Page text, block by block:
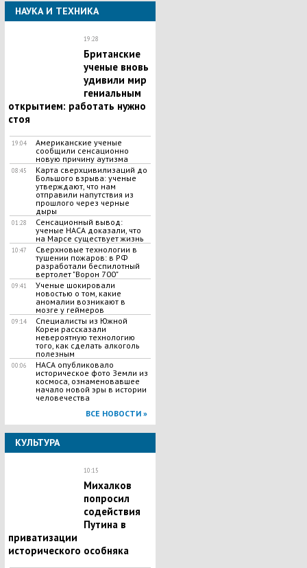
НАУКА И ТЕХНИКА
19:28
Британские
ученые вновь
удивили мир
гениальным
открытием: работать нужно
стоя
19:04
Американские ученые
сообщили сенсационно
новую причину аутизма
08:45
Карта сверхцивилизаций до
Большого взрыва: ученые
утверждают, что нам
отправили напутствия из
прошлого через черные
дыры
01:28
Сенсационный вывод:
ученые НАСА доказали, что
на Марсе существует жизнь
10:47
Сверхновые технологии в
тушении пожаров: в РФ
разработали беспилотный
вертолет "Ворон 700"
09:41
Ученые шокировали
новостью о том, какие
аномалии возникают в
мозге у геймеров
09:14
Специалисты из Южной
Кореи рассказали
невероятную технологию
того, как сделать алкоголь
полезным
00:06
НАСА опубликовало
историческое фото Земли из
космоса, ознаменовавшее
начало новой эры в истории
человечества
ВСЕ НОВОСТИ »
КУЛЬТУРА
10:15
Михалков
попросил
содействия
Путина в
приватизации
исторического особняка